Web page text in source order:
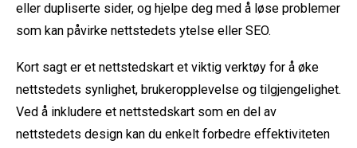
eller dupliserte sider, og hjelpe deg med å løse problemer
som kan påvirke nettstedets ytelse eller SEO.
Kort sagt er et nettstedskart et viktig verktøy for å øke
nettstedets synlighet, brukeropplevelse og tilgjengelighet.
Ved å inkludere et nettstedskart som en del av
nettstedets design kan du enkelt forbedre effektiviteten